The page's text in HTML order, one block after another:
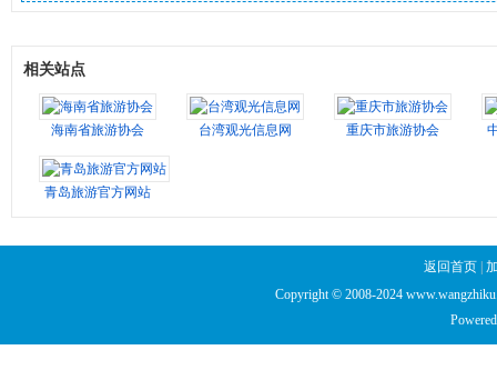
相关站点
海南省旅游协会 台湾观光信息网 重庆市旅游协会
青岛旅游官方网站
返回首页
Copyright © 2008-2024